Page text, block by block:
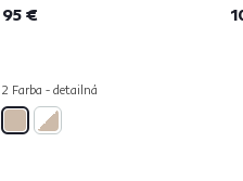
95 €
2 Farba - detailná